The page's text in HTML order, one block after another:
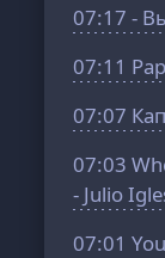
07:17 -
07:11
07:07
07:03
- Julio
07:01